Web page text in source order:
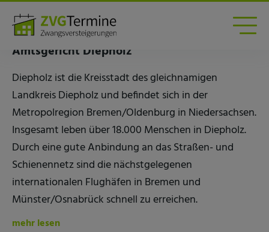
Zwangsversteigerungen am Amtsgericht
Diepholz
Amtsgericht Diepholz
Diepholz ist die Kreisstadt des gleichnamigen
Landkreis Diepholz und befindet sich in der
Metropolregion Bremen/Oldenburg in Niedersachsen.
Insgesamt leben über 18.000 Menschen in Diepholz.
Durch eine gute Anbindung an das Straßen- und
Schienennetz sind die nächstgelegenen
internationalen Flughäfen in Bremen und
Münster/Osnabrück schnell zu erreichen.
mehr lesen